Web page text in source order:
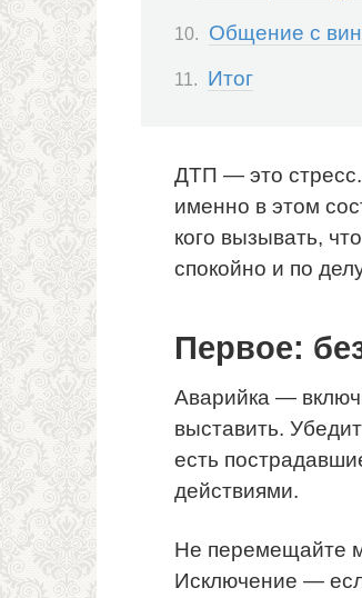
Общение с
Итог
ДТП — это
именно в этом
кого вызывать,
спокойно и по
Первое:
Аварийка —
выставить.
есть
действиями.
Не перемещайте
Исключение —